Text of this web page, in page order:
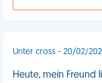
Unter cross - 20/02/
Heute, mein Freund